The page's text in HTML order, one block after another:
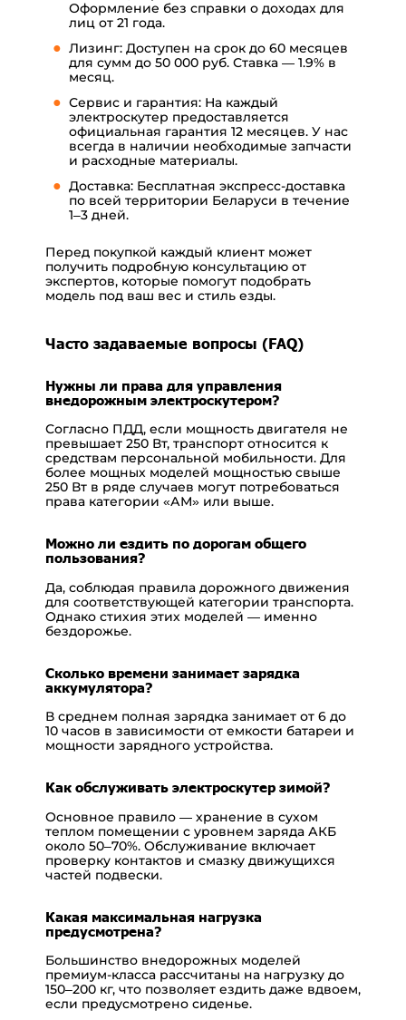
Оформление без справки о доходах для
лиц от 21 года.
Лизинг: Доступен на срок до 60 месяцев
для сумм до 50 000 руб. Ставка — 1.9% в
месяц.
Сервис и гарантия: На каждый
электроскутер предоставляется
официальная гарантия 12 месяцев. У нас
всегда в наличии необходимые запчасти
и расходные материалы.
Доставка: Бесплатная экспресс-доставка
по всей территории Беларуси в течение
1–3 дней.
Перед покупкой каждый клиент может
получить подробную консультацию от
экспертов, которые помогут подобрать
модель под ваш вес и стиль езды.
Часто задаваемые вопросы (FAQ)
Нужны ли права для управления
внедорожным электроскутером?
Согласно ПДД, если мощность двигателя не
превышает 250 Вт, транспорт относится к
средствам персональной мобильности. Для
более мощных моделей мощностью свыше
250 Вт в ряде случаев могут потребоваться
права категории «АМ» или выше.
Можно ли ездить по дорогам общего
пользования?
Да, соблюдая правила дорожного движения
для соответствующей категории транспорта.
Однако стихия этих моделей — именно
бездорожье.
Сколько времени занимает зарядка
аккумулятора?
В среднем полная зарядка занимает от 6 до
10 часов в зависимости от емкости батареи и
мощности зарядного устройства.
Как обслуживать электроскутер зимой?
Основное правило — хранение в сухом
теплом помещении с уровнем заряда АКБ
около 50–70%. Обслуживание включает
проверку контактов и смазку движущихся
частей подвески.
Какая максимальная нагрузка
предусмотрена?
Большинство внедорожных моделей
премиум-класса рассчитаны на нагрузку до
150–200 кг, что позволяет ездить даже вдвоем,
если предусмотрено сиденье.